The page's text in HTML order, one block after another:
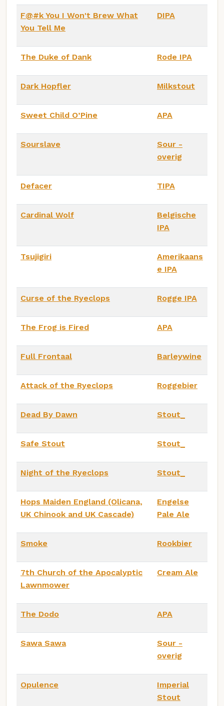
F@#k You I Won't Brew What
You Tell Me
DIPA
The Duke of Dank Rode IPA
Dark Hopfler Milkstout
Sweet Child O’Pine APA
Sourslave
Sour -
overig
Defacer TIPA
Cardinal Wolf
Belgische
IPA
Tsujigiri
Amerikaans
e IPA
Curse of the Ryeclops Rogge IPA
The Frog is Fired APA
Full Frontaal Barleywine
Attack of the Ryeclops Roggebier
Dead By Dawn Stout_
Safe Stout Stout_
Night of the Ryeclops Stout_
Hops Maiden England (Olicana,
UK Chinook and UK Cascade)
Engelse
Pale Ale
Smoke Rookbier
7th Church of the Apocalyptic
Lawnmower
Cream Ale
The Dodo APA
Sawa Sawa
Sour -
overig
Opulence
Imperial
Stout